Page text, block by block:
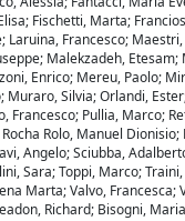
Fischetti, Marta;
Laruina, Francesco;
Malekzadeh,
Enrico; Mereu, Paolo;
Muraro, Silvia; Orlandi,
Francesco; Pullia, Marco;
Rolo, Manuel Dionisio;
Angelo; Sciubba,
Sara; Toppi, Marco;
Marta; Valvo, Francesca;
Richard; Bisogni,